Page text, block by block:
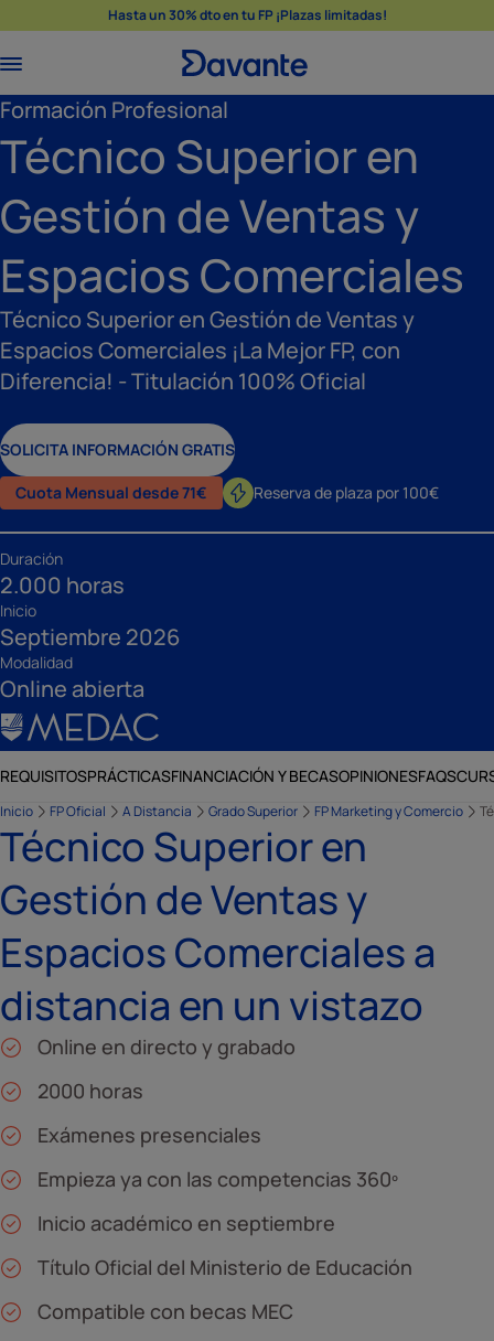
Hasta un 30% dto en tu FP ¡Plazas limitadas!
Formación Profesional
Técnico Superior en
Gestión de Ventas y
Espacios Comerciales
Técnico Superior en Gestión de Ventas y
Espacios Comerciales ¡La Mejor FP, con
Diferencia! - Titulación 100% Oficial
SOLICITA INFORMACIÓN GRATIS
Cuota Mensual desde 71€ Reserva de plaza por 100€
Duración
2.000 horas
Inicio
Septiembre 2026
Modalidad
Online abierta
REQUISITOSPRÁCTICASFINANCIACIÓN Y BECASOPINIONESFAQS
Inicio FP Oficial A Distancia Grado Superior FP Marketing y Comercio
Técnico Superior en
Gestión de Ventas y
Espacios Comerciales a
distancia en un vistazo
Online en directo y grabado
2000 horas
Exámenes presenciales
Empieza ya con las competencias 360º
Inicio académico en septiembre
Título Oficial del Ministerio de Educación
Compatible con becas MEC